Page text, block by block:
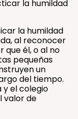
la humildad
la humildad
al reconocer
que él, o al no
pequeñas
un
del tiempo.
y el colegio
valor de